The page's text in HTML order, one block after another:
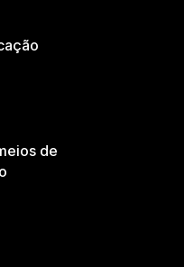
de